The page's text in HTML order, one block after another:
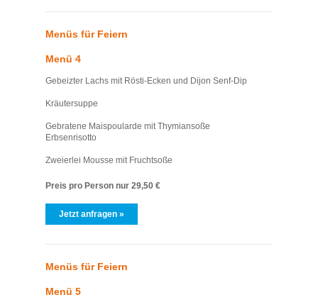
Menüs für Feiern
Menü 4
Gebeizter Lachs mit Rösti-Ecken und Dijon Senf-Dip
Kräutersuppe
Gebratene Maispoularde mit Thymiansoße
Erbsenrisotto
Zweierlei Mousse mit Fruchtsoße
Preis pro Person nur 29,50 €
Jetzt anfragen »
Menüs für Feiern
Menü 5